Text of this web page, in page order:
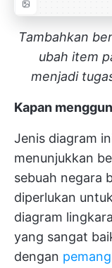
Tambahkan
ubah item
menjadi
Kapan
Jenis diagram
menunjukkan
sebuah negara
diperlukan
diagram
yang sangat
dengan